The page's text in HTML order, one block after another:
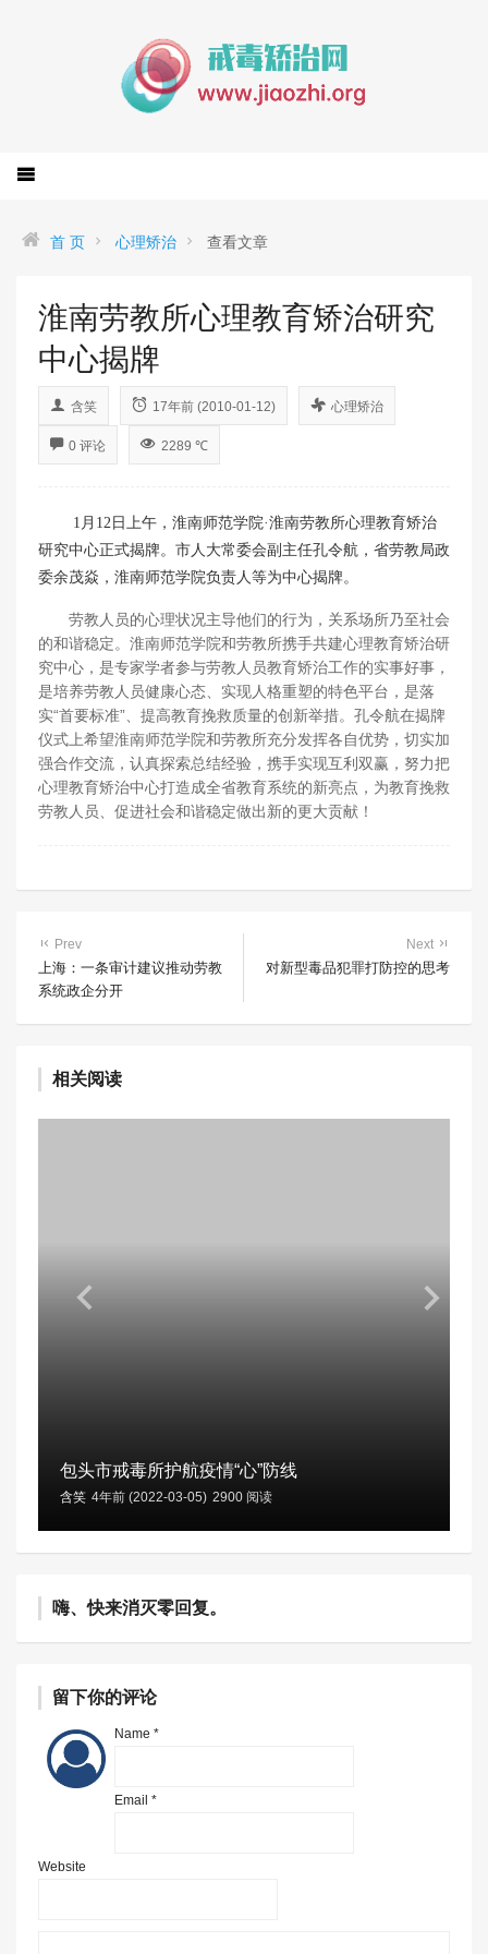
首 页 心理矫治 查看文章
淮南劳教所心理教育矫治研究
中心揭牌
含笑 17年前 (2010-01-12) 心理矫治
0 评论 2289 ℃
1月12日上午，淮南师范学院·淮南劳教所心理教育矫治
研究中心正式揭牌。市人大常委会副主任孔令航，省劳教局政
委余茂焱，淮南师范学院负责人等为中心揭牌。
劳教人员的心理状况主导他们的行为，关系场所乃至社会
的和谐稳定。淮南师范学院和劳教所携手共建心理教育矫治研
究中心，是专家学者参与劳教人员教育矫治工作的实事好事，
是培养劳教人员健康心态、实现人格重塑的特色平台，是落
实“首要标准”、提高教育挽救质量的创新举措。孔令航在揭牌
仪式上希望淮南师范学院和劳教所充分发挥各自优势，切实加
强合作交流，认真探索总结经验，携手实现互利双赢，努力把
心理教育矫治中心打造成全省教育系统的新亮点，为教育挽救
劳教人员、促进社会和谐稳定做出新的更大贡献！
Prev
上海：一条审计建议推动劳教
系统政企分开
Next
对新型毒品犯罪打防控的思考
相关阅读
包头市戒毒所护航疫情“心”防线
含笑 4年前 (2022-03-05) 2900 阅读
嗨、快来消灭零回复。
留下你的评论
Name *
Email *
Website